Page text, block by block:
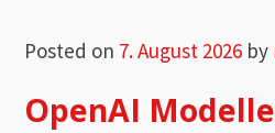
Posted on 7. August 2026 by
OpenAI